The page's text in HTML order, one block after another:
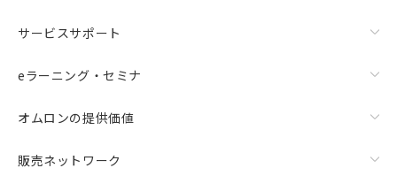
サービスサポート
eラーニング・セミナ
オムロンの提供価値
販売ネットワーク